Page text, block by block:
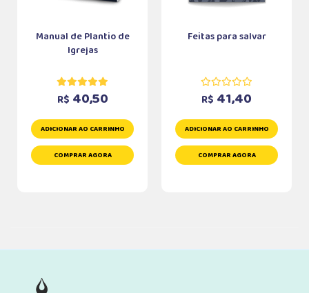
Manual de Plantio de
Igrejas
R$ 40,50
ADICIONAR AO CARRINHO
COMPRAR AGORA
Feitas para salvar
R$ 41,40
ADICIONAR AO CARRINHO
COMPRAR AGORA